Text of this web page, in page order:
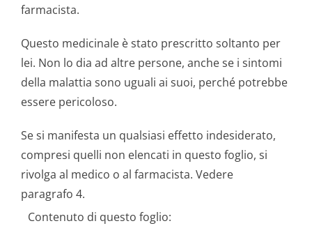
farmacista.
Questo medicinale è stato prescritto soltanto per
lei. Non lo dia ad altre persone, anche se i sintomi
della malattia sono uguali ai suoi, perché potrebbe
essere pericoloso.
Se si manifesta un qualsiasi effetto indesiderato,
compresi quelli non elencati in questo foglio, si
rivolga al medico o al farmacista. Vedere
paragrafo 4.
Contenuto di questo foglio: